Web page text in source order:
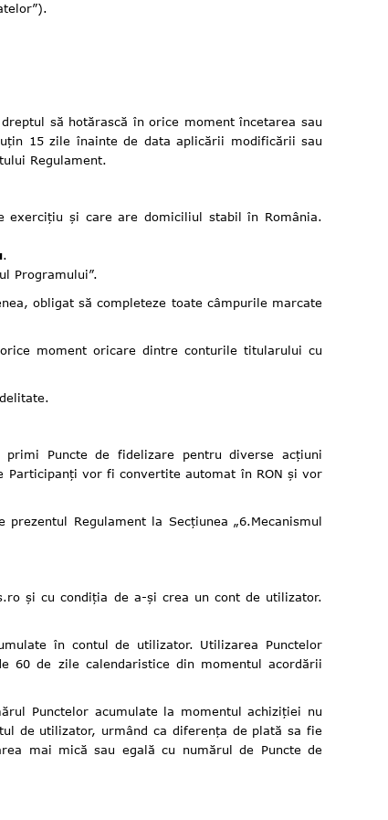
să hotărască în orice moment încetarea sau
15 zile înainte de data aplicării modificării sau
Regulament.
exercițiu și care are domiciliul stabil în România.
.
Programului”.
obligat să completeze toate câmpurile marcate
moment oricare dintre conturile titularului cu
Puncte de fidelizare pentru diverse acțiuni
Participanți vor fi convertite automat în RON și vor
Regulament la Secțiunea „6.Mecanismul
și cu condiția de a-și crea un cont de utilizator.
în contul de utilizator. Utilizarea Punctelor
60 de zile calendaristice din momentul acordării
Punctelor acumulate la momentul achiziției nu
de utilizator, urmând ca diferența de plată sa fie
mai mică sau egală cu numărul de Puncte de